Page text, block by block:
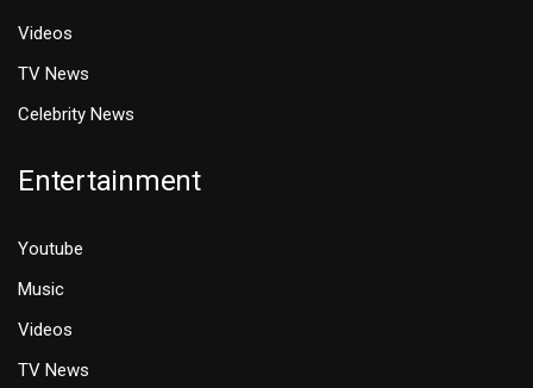
Videos
TV News
Celebrity News
Entertainment
Youtube
Music
Videos
TV News